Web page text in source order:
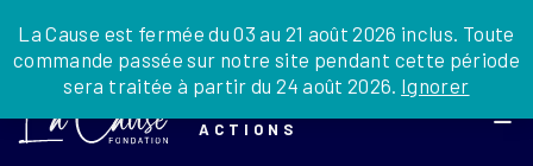
to
the
La Cause est fermée du 03 au 21 août 2026 inclus. Toute
commande passée sur notre site pendant cette période
sera traitée à partir du 24 août 2026. Ignorer
JE DONNE JE PARRAINE NOUS SOUTENIR
DEPUIS LA FRANCE
DEPUIS L’INTERNATIONAL
EN TANT QU’ORGANISATION
0 ARTICLE
ACTIONS